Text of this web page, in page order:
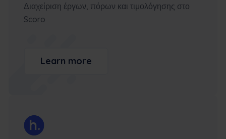
Διαχείριση έργων, πόρων και τιμολόγησης στο
Scoro
Learn more